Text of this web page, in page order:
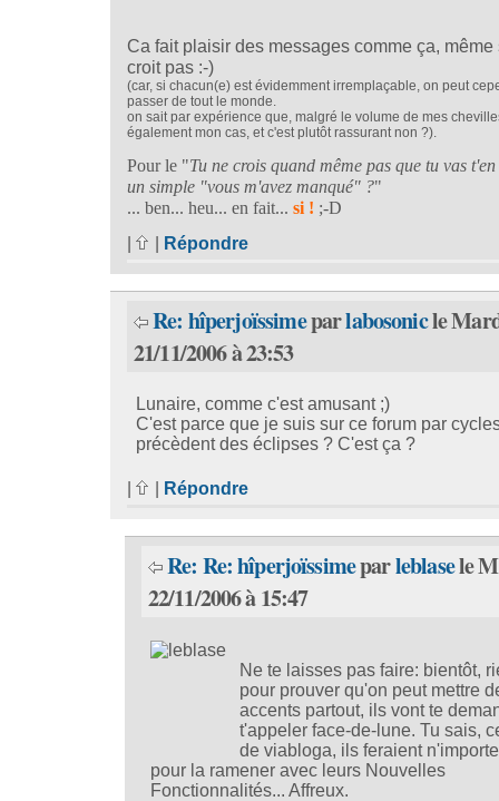
Ca fait plaisir des messages comme ça, même
croit pas :-)
(car, si chacun(e) est évidemment irremplaçable, on peut
passer de tout le monde.
on sait par expérience que, malgré le volume de mes
également mon cas, et c'est plutôt rassurant non ?).
Pour le "Tu ne crois quand même pas que tu vas
un simple "vous m'avez manqué" ?"
... ben... heu... en fait... si ! ;-D
Répondre
Re: hîperjoïssimeparlabosonicle
21/11/2006 à 23:53
Lunaire, comme c'est amusant ;)
C'est parce que je suis sur ce forum par
précèdent des éclipses ? C'est ça ?
Répondre
Re: Re: hîperjoïssimeparleblasele
22/11/2006 à 15:47
Ne te laisses pas faire: bientôt,
pour prouver qu'on peut mettre
accents partout, ils vont te
t'appeler face-de-lune. Tu sais,
de viabloga, ils feraient
pour la ramener avec leurs Nouvelles
Fonctionnalités... Affreux.